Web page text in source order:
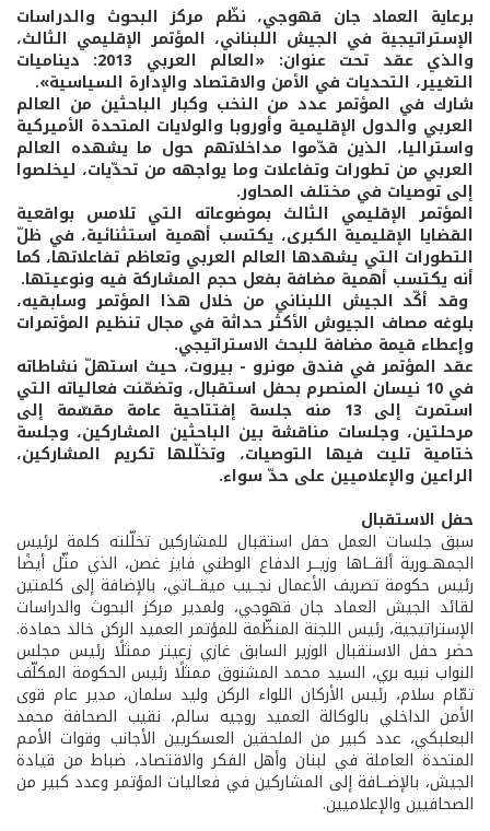
برعاية العماد جان قهوجي، نظّم مركز البحوث والدراسات
الإستراتيجية في الجيش اللبناني، المؤتمر الإقليمي الثالث،
والذي عقد تحت عنوان: «العالم العربي 2013: ديناميات
التغيير، التحديات في الأمن والاقتصاد والإدارة السياسية».
شارك في المؤتمر عدد من النخب وكبار الباحثين من العالم
العربي والدول الإقليمية وأوروبا والولايات المتحدة الأميركية
واستراليا، الذين قدّموا مداخلاتهم حول ما يشهده العالم
العربي من تطورات وتفاعلات وما يواجهه من تحدّيات، ليخلصوا
إلى توصيات في مختلف المحاور.
المؤتمر الإقليمي الثالث بموضوعاته التي تلامس بواقعية
القضايا الإقليمية الكبرى، يكتسب أهمية استثنائية، في ظلّ
التطورات التي يشهدها العالم العربي وتعاظم تفاعلاتها، كما
أنه يكتسب أهمية مضافة بفعل حجم المشاركة فيه ونوعيتها.
وقد أكّد الجيش اللبناني من خلال هذا المؤتمر وسابقيه،
بلوغه مصاف الجيوش الأكثر حداثة في مجال تنظيم المؤتمرات
وإعطاء قيمة مضافة للبحث الاستراتيجي.
عقد المؤتمر في فندق مونرو - بيروت، حيث استهلّ نشاطاته
في 10 نيسان المنصرم بحفل استقبال، وتضمّنت فعالياته التي
استمرت إلى 13 منه جلسة إفتتاحية عامة مقسّمة إلى
مرحلتين، وجلسات مناقشة بين الباحثين المشاركين، وجلسة
ختامية تليت فيها التوصيات، وتخلّلها تكريم المشاركين،
الراعين والإعلاميين على حدّ سواء.
حفل الاستقبال
سبق جلسات العمل حفل استقبال للمشاركين تخلّلته كلمة لرئيس
الجمهــورية ألقــاها وزيــر الدفاع الوطني فايز غصن، الذي مثّل أيضًا
رئيس حكومة تصريف الأعمال نجــيب ميقــاتي، بالإضافة إلى كلمتين
لقائد الجيش العماد جان قهوجي، ولمدير مركز البحوث والدراسات
الإستراتيجية، رئيس اللجنة المنظّمة للمؤتمر العميد الركن خالد حمادة.
حضر حفل الاستقبال الوزير السابق غازي زعيتر ممثلًا رئيس مجلس
النواب نبيه بري، السيد محمد المشنوق ممثلًا رئيس الحكومة المكلّف
تمّام سلام، رئيس الأركان اللواء الركن وليد سلمان، مدير عام قوى
الأمن الداخلي بالوكالة العميد روجيه سالم، نقيب الصحافة محمد
البعلبكي، عدد كبير من الملحقين العسكريين الأجانب وقوات الأمم
المتحدة العاملة في لبنان وأهل الفكر والاقتصاد، ضباط من قيادة
الجيش، بالإضــافة إلى المشاركين في فعاليات المؤتمر وعدد كبير من
الصحافيين والإعلاميين.